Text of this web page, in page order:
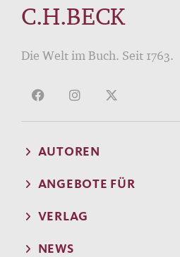
C.H.BECK
Die Welt im Buch. Seit 1763.
AUTOREN
ANGEBOTE FÜR
VERLAG
NEWS